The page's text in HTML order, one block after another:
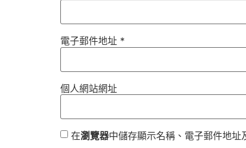
電子郵件地址 *
個人網站網址
在瀏覽器中儲存顯示名稱、電子郵件地址